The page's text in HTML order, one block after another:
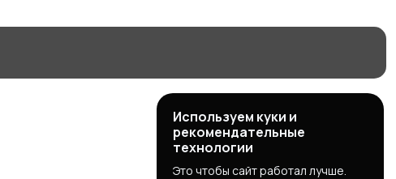
Используем куки и
рекомендательные
технологии
Это чтобы сайт работал лучше.